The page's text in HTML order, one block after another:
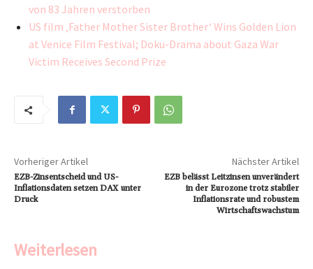
von 83 Jahren verstorben
US film ‚Father Mother Sister Brother‘ Wins Golden Lion
at Venice Film Festival; Doku-Drama about Gaza War
Victim Receives Second Prize
Vorheriger Artikel
EZB-Zinsentscheid und US-
Inflationsdaten setzen DAX unter
Druck
Nächster Artikel
EZB belässt Leitzinsen unverändert
in der Eurozone trotz stabiler
Inflationsrate und robustem
Wirtschaftswachstum
Weiterlesen